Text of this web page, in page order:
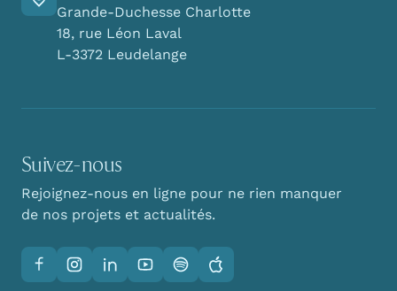
Grande-Duchesse Charlotte
18, rue Léon Laval
L-3372 Leudelange
Suivez-nous
Rejoignez-nous en ligne pour ne rien manquer
de nos projets et actualités.
FacebookInstagramLinkedInYouTubeSpotifyApple